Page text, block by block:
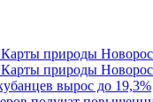
природы
природы
вырос до 19,3%